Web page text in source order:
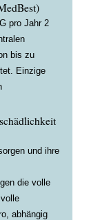
pro Jahr 2
bis zu
Einzige
und ihre
die volle
abhängig